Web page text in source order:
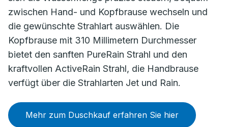
zwischen Hand- und Kopfbrause wechseln und
die gewünschte Strahlart auswählen. Die
Kopfbrause mit 310 Millimetern Durchmesser
bietet den sanften PureRain Strahl und den
kraftvollen ActiveRain Strahl, die Handbrause
verfügt über die Strahlarten Jet und Rain.
Mehr zum Duschkauf erfahren Sie hier